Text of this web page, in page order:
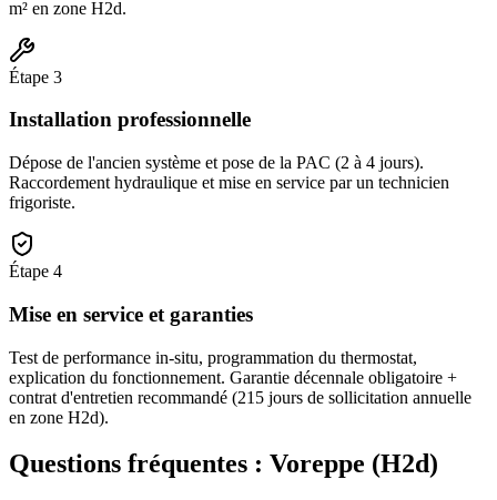
m² en zone H2d.
Étape 3
Installation professionnelle
Dépose de l'ancien système et pose de la PAC (2 à 4 jours).
Raccordement hydraulique et mise en service par un technicien
frigoriste.
Étape 4
Mise en service et garanties
Test de performance in-situ, programmation du thermostat,
explication du fonctionnement. Garantie décennale obligatoire +
contrat d'entretien recommandé (215 jours de sollicitation annuelle
en zone H2d).
Questions fréquentes : Voreppe (H2d)